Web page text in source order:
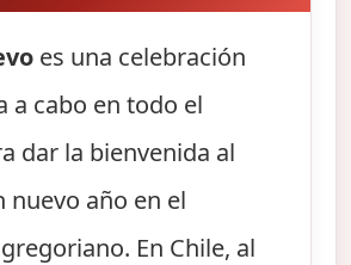
es una celebración
a cabo en todo el
dar la bienvenida al
nuevo año en el
En Chile, al